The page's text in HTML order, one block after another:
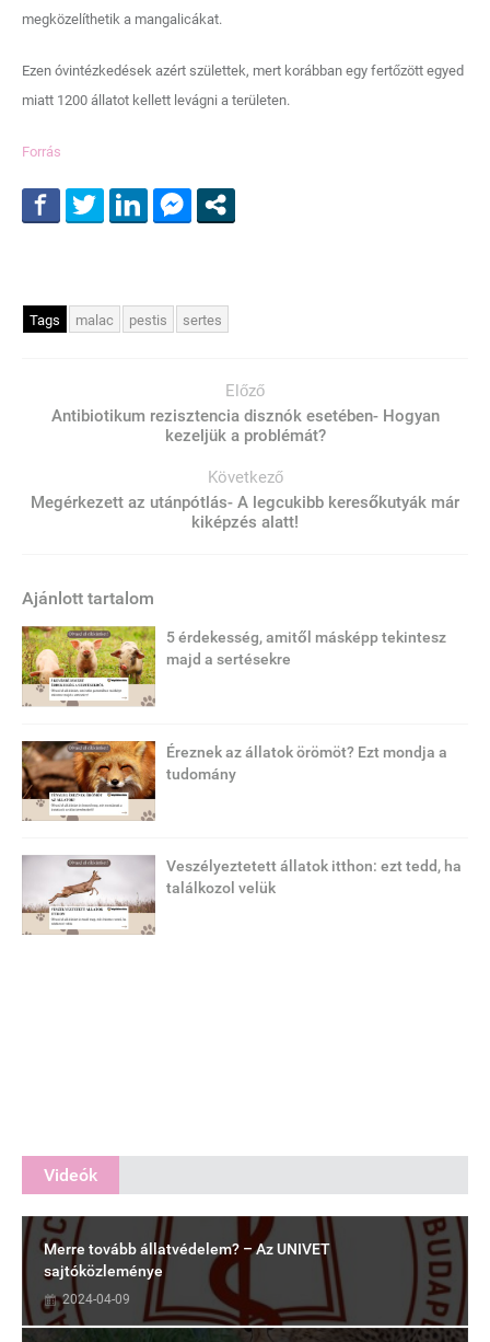
megközelíthetik a mangalicákat.
Ezen óvintézkedések azért születtek, mert korábban egy fertőzött egyed
miatt 1200 állatot kellett levágni a területen.
Forrás
Tags malac pestis sertes
Előző
Antibiotikum rezisztencia disznók esetében- Hogyan
kezeljük a problémát?
Következő
Megérkezett az utánpótlás- A legcukibb keresőkutyák már
kiképzés alatt!
Ajánlott tartalom
5 érdekesség, amitől másképp tekintesz
majd a sertésekre
Éreznek az állatok örömöt? Ezt mondja a
tudomány
Veszélyeztetett állatok itthon: ezt tedd, ha
találkozol velük
Videók
Merre tovább állatvédelem? – Az UNIVET
sajtóközleménye
2024-04-09